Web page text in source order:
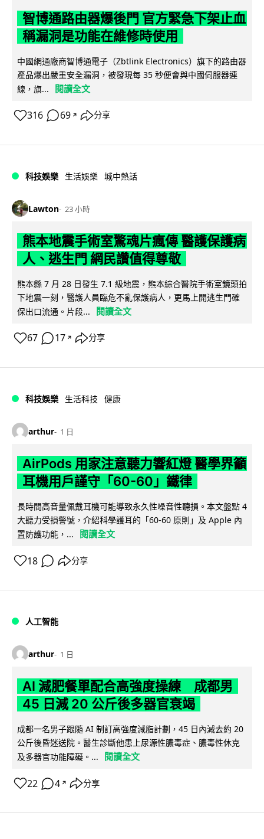
智博通路由器爆後門 官方緊急下架止血
稱漏洞是功能在維修時使用
中國網通廠商智博通電子（Zbtlink Electronics）旗下的路由器
產品爆出嚴重安全漏洞，被發現每 35 秒便會與中國伺服器連
線，旗...
閱讀全文
316 69 ↗ 分享
科技娛樂 生活娛樂 城中熱話
Lawton 23 小時
熊本地震手術室驚魂片瘋傳 醫護保護病
人、逃生門 網民讚值得尊敬
熊本縣 7 月 28 日發生 7.1 級地震，熊本綜合醫院手術室鏡頭拍
下地震一刻，醫護人員臨危不亂保護病人，更馬上開逃生門確
保出口流通。片段...
閱讀全文
67 17 ↗ 分享
科技娛樂 生活科技 健康
arthur 1 日
AirPods 用家注意聽力響紅燈 醫學界籲
耳機用戶謹守「60-60」鐵律
長時間高音量佩戴耳機可能導致永久性噪音性聽損。本文盤點 4
大聽力受損警號，介紹科學護耳的「60-60 原則」及 Apple 內
置防護功能，...
閱讀全文
18 分享
人工智能
arthur 1 日
AI 減肥餐單配合高強度操練 成都男
45 日減 20 公斤後多器官衰竭
成都一名男子跟隨 AI 制訂高強度減脂計劃，45 日內減去約 20
公斤後昏迷送院。醫生診斷他患上尿源性膿毒症、膿毒性休克
及多器官功能障礙。...
閱讀全文
22 4 ↗ 分享